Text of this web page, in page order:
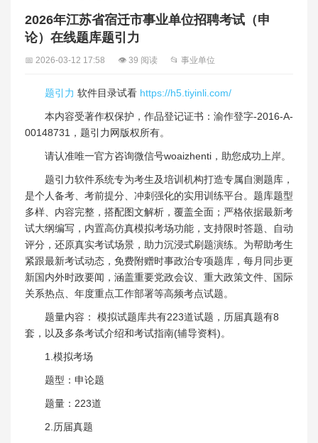
2026年江苏省宿迁市事业单位招聘考试（申
论）在线题库题引力
📅 2026-03-12 17:58 👁 39 阅读 📂 事业单位
题引力 软件目录试看 https://h5.tiyinli.com/
本内容受著作权保护，作品登记证书：渝作登字-2016-A-
00148731，题引力网版权所有。
请认准唯一官方咨询微信号woaizhenti，助您成功上岸。
题引力软件系统专为考生及培训机构打造专属自测题库，
是个人备考、考前提分、冲刺强化的实用训练平台。题库题型
多样、内容完整，搭配图文解析，覆盖全面；严格依据最新考
试大纲编写，内置高仿真模拟考场功能，支持限时答题、自动
评分，还原真实考试场景，助力沉浸式刷题演练。为帮助考生
紧跟最新考试动态，免费附赠时事政治专项题库，每月同步更
新国内外时政要闻，涵盖重要党政会议、重大政策文件、国际
关系热点、年度重点工作部署等高频考点试题。
题量内容： 模拟试题库共有223道试题，历届真题有8
套，以及多条考试介绍和考试指南(辅导资料)。
1.模拟考场
题型：申论题
题量：223道
2.历届真题